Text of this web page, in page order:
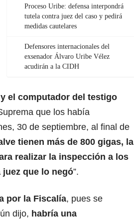
Proceso Uribe: defensa interpondrá
tutela contra juez del caso y pedirá
medidas cautelares
Defensores internacionales del
exsenador Álvaro Uribe Vélez
acudirán a la CIDH
el computador del testigo
que los había
30 de septiembre, al final de
tienen más de 800 gigas, la
realizar la inspección a los
que lo negó”.
por la Fiscalía, pues se
dijo, habría una